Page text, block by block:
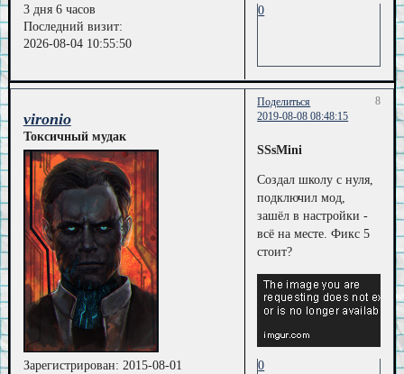
3 дня 6 часов
Последний визит:
2026-08-04 10:55:50
0
Поделиться
8
2019-08-08 08:48:15
vironio
Токсичный мудак
Зарегистрирован: 2015-08-01
SSsMini
Создал школу с нуля,
подключил мод,
зашёл в настройки -
всё на месте. Фикс 5
стоит?
0